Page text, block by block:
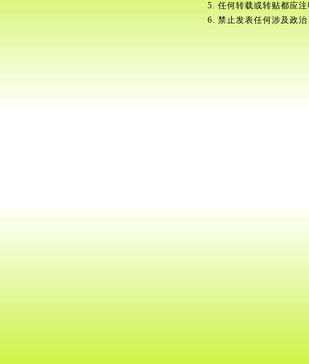
5. 任何转载或转贴都应
6. 禁止发表任何涉及政